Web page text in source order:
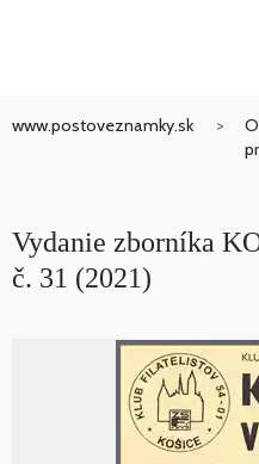
www.postoveznamky.sk
Vydanie zborníka
č. 31 (2021)